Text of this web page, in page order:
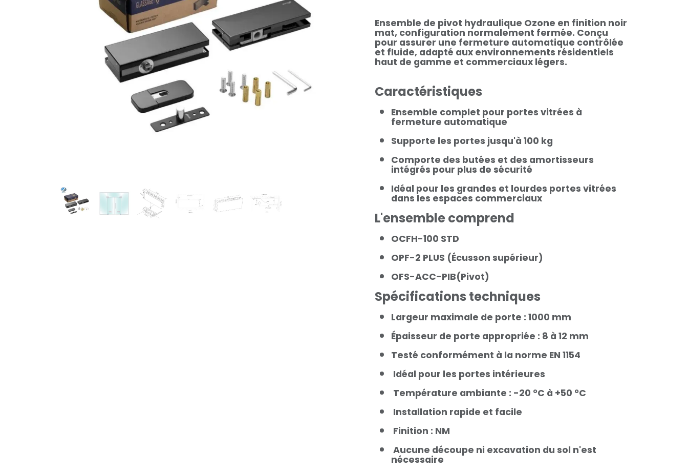
Ensemble de pivot hydraulique Ozone en finition noir
mat, configuration normalement fermée. Conçu
pour assurer une fermeture automatique contrôlée
et fluide, adapté aux environnements résidentiels
haut de gamme et commerciaux légers.
Caractéristiques
Ensemble complet pour portes vitrées à
fermeture automatique
Supporte les portes jusqu'à 100 kg
Comporte des butées et des amortisseurs
intégrés pour plus de sécurité
Idéal pour les grandes et lourdes portes vitrées
dans les espaces commerciaux
L'ensemble comprend
OCFH-100 STD
OPF-2 PLUS (Écusson supérieur)
OFS-ACC-PIB(Pivot)
Spécifications techniques
Largeur maximale de porte : 1000 mm
Épaisseur de porte appropriée : 8 à 12 mm
Testé conformément à la norme EN 1154
Idéal pour les portes intérieures
Température ambiante : -20 °C à +50 °C
Installation rapide et facile
Finition : NM
Aucune découpe ni excavation du sol n'est
nécessaire